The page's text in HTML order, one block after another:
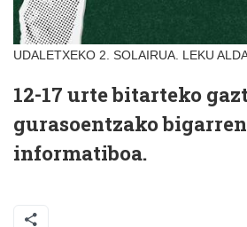
UDALETXEKO 2. SOLAIRUA. LEKU
12-17 urte bitarteko
gurasoentzako
informatiboa.